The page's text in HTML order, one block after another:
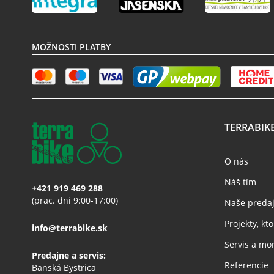
MOŽNOSTI PLATBY
+421 919 469 288
(prac. dni 9:00-17:00)
info@terrabike.sk
Predajne a servis:
Banská Bystrica
O nás
Náš tím
Naše
Projekty,
Servis a
Referencie